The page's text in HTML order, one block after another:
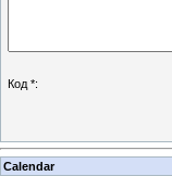
Код *:
Calendar